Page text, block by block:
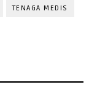
TENAGA MEDIS